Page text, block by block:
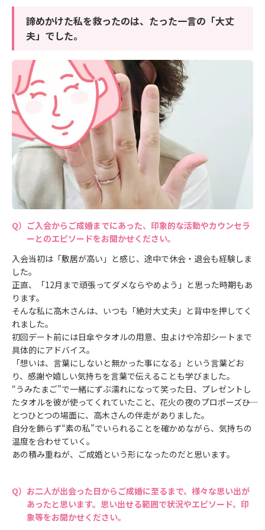
諦めかけた私を救ったのは、たった一言の「大丈
夫」でした。
ご入会からご成婚までにあった、印象的な活動やカウンセラ
ーとのエピソードをお聞かせください。
入会当初は「敷居が高い」と感じ、途中で休会・退会も経験しま
した。
正直、「12月まで頑張ってダメならやめよう」と思った時期もあ
ります。
そんな私に高木さんは、いつも「絶対大丈夫」と背中を押してく
れました。
初回デート前には日傘やタオルの用意、虫よけや冷却シートまで
具体的にアドバイス。
「想いは、言葉にしないと無かった事になる」という言葉どお
り、感謝や嬉しい気持ちを言葉で伝えることも学びました。
“うみたまご”で一緒にずぶ濡れになって笑った日、プレゼントし
たタオルを彼が使ってくれていたこと、花火の夜のプロポーズ――ひ
とつひとつの場面に、高木さんの伴走がありました。
自分を飾らず“素の私”でいられることを確かめながら、気持ちの
温度を合わせていく。
あの積み重ねが、ご成婚という形になったのだと思います。
お二人が出会った日からご成婚に至るまで、様々な思い出が
あったと思います。思い出せる範囲で状況やエピソード、印
象等をお聞かせください。